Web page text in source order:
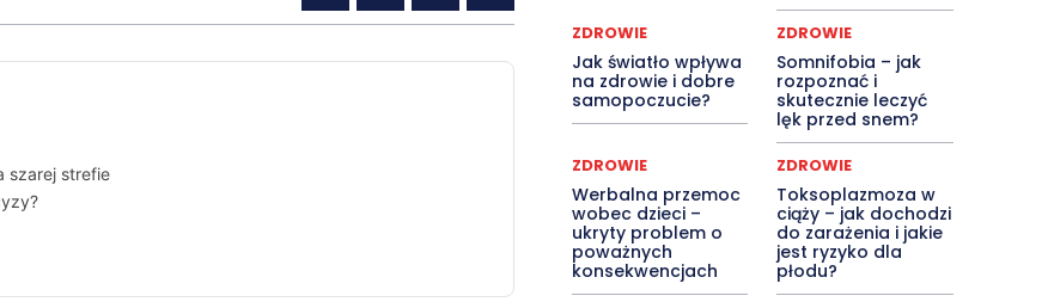
szarej strefie
ZDROWIE
Jak światło wpływa
na zdrowie i dobre
samopoczucie?
ZDROWIE
Somnifobia – jak
rozpoznać i
skutecznie leczyć
lęk przed snem?
ZDROWIE
Werbalna przemoc
wobec dzieci –
ukryty problem o
poważnych
konsekwencjach
ZDROWIE
Toksoplazmoza w
ciąży – jak dochodzi
do zarażenia i jakie
jest ryzyko dla
płodu?